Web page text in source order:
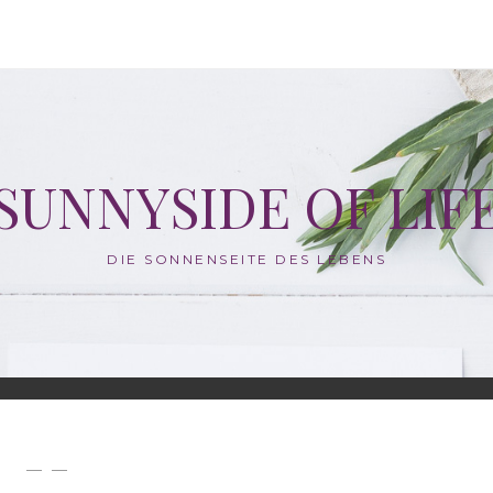
OF
DIE SONNENSEITE DES LEBENS
— —